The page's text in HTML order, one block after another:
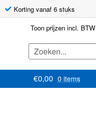
Korting vanaf 6 stuks
Toon prijzen incl. BTW
Zoeken
naar:
€0,00 0 items